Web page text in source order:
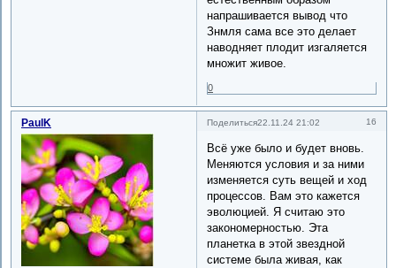
напрашивается вывод что
Знмля сама все это делает
наводняет плодит изгаляется
множит живое.
0
Поделиться 16
22.11.24 21:02
PaulK
Всё уже было и будет вновь.
Меняются условия и за ними
изменяется суть вещей и ход
процессов. Вам это кажется
эволюцией. Я считаю это
закономерностью. Эта
планетка в этой звездной
системе была живая, как